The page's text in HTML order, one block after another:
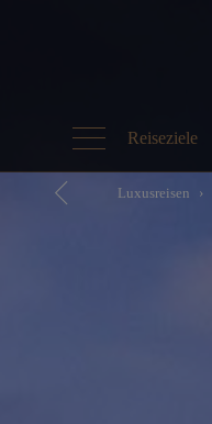
Reiseziele
Luxusreisen